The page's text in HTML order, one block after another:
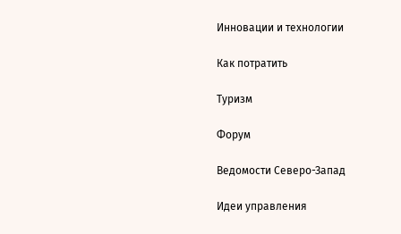
Инновации и технологии
Как потратить
Туризм
Форум
Ведомости Северо-Запад
Идеи управления